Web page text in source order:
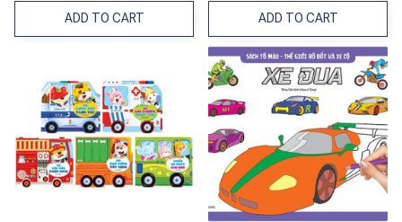
ADD TO CART ADD TO CART